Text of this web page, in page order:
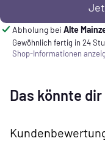
Abholung bei Alte
Gewöhnlich fertig in 24
Shop-Informationen
Das könnte